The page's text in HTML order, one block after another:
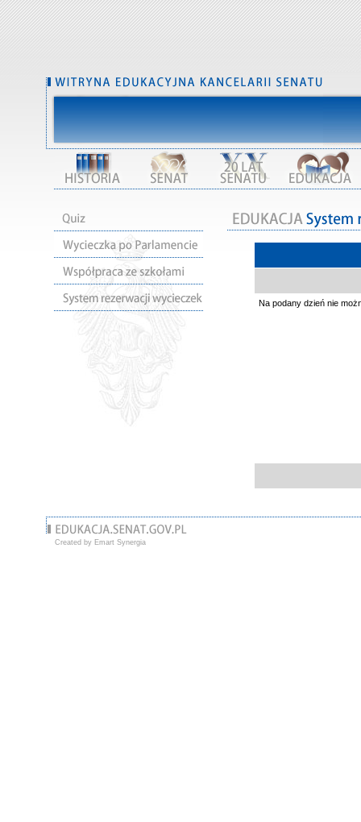
Na podany dzień nie
Created by Emart Synergia